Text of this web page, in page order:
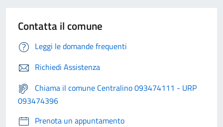
Contatta il comune
Leggi le domande frequenti
Richiedi Assistenza
Chiama il comune Centralino 093474111 - URP
093474396
Prenota un appuntamento